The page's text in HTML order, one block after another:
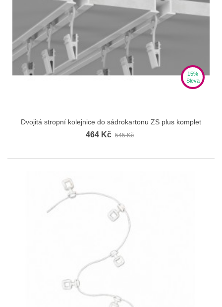
15%
Sleva
Dvojitá stropní kolejnice do sádrokartonu ZS plus komplet
464 Kč 545 Kč